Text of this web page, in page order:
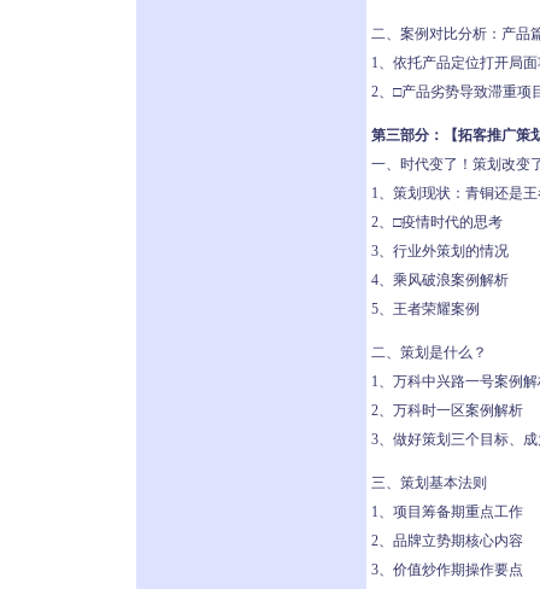
二、案例对比分析：产品
1、依托产品定位打开局
2、□产品劣势导致滞重项
第三部分：【拓客推广策
一、时代变了！策划改变
1、策划现状：青铜还是
2、□疫情时代的思考
3、行业外策划的情况
4、乘风破浪案例解析
5、王者荣耀案例
二、策划是什么？
1、万科中兴路一号案例
2、万科时一区案例解析
3、做好策划三个目标、
三、策划基本法则
1、项目筹备期重点工作
2、品牌立势期核心内容
3、价值炒作期操作要点